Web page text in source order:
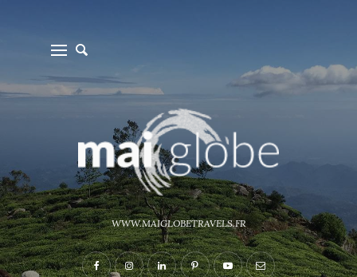
WWW.MAIGLOBETRAVELS.FR